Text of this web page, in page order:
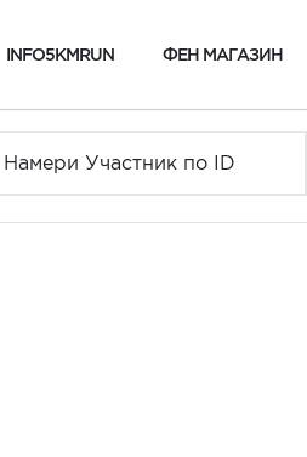
INFO5KMRUN ФЕН МАГАЗИН